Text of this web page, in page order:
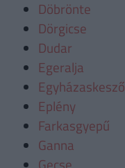
Döbrönte
Dörgicse
Dudar
Egeralja
Egyházaskesző
Eplény
Farkasgyepű
Ganna
Gecse